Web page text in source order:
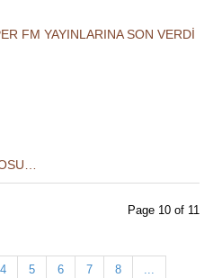
FM YAYINLARINA SON VERDİ
Page 10 of 11
4 5 6 7 8